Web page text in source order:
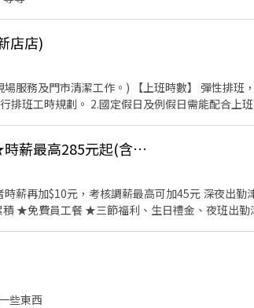
店店)
數】 彈性排班，可配合學生課後時段需求 1.
劃。 2.國定假日及例假日需能配合上班。 【培訓規劃】 我們
假、陪產假、家庭照顧假、生理假等等 3.健康相
生日福利、三節禮金(品)、福委會福利
【すき家 SUKIYA林森南路店 早班】★時薪最高285元起(含全勤) 彈性給班
薪再加$10元，考核調薪最高可加45元 深夜出勤
★免費員工餐 ★三節福利、生日禮金、夜班出
的飢餓和貧困"，目標是成為全球第一的連鎖餐
國民美食-牛丼/咖哩，並以舒適衛生的用餐環境
是單獨一人、與家人一起、朋友一起，皆可享受
些東西